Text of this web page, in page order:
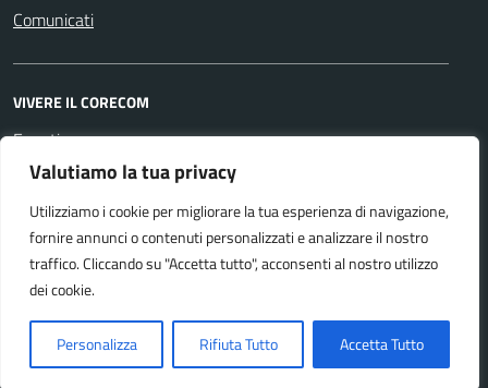
Valutiamo la tua privacy
Utilizziamo i cookie per migliorare la tua esperienza di navigazione,
fornire annunci o contenuti personalizzati e analizzare il nostro
traffico. Cliccando su "Accetta tutto", acconsenti al nostro utilizzo
dei cookie.
Personalizza Rifiuta Tutto Accetta Tutto
Comunicati
VIVERE IL CORECOM
Eventi
SEGUICI SU
Facebook Youtube
Accessibilità